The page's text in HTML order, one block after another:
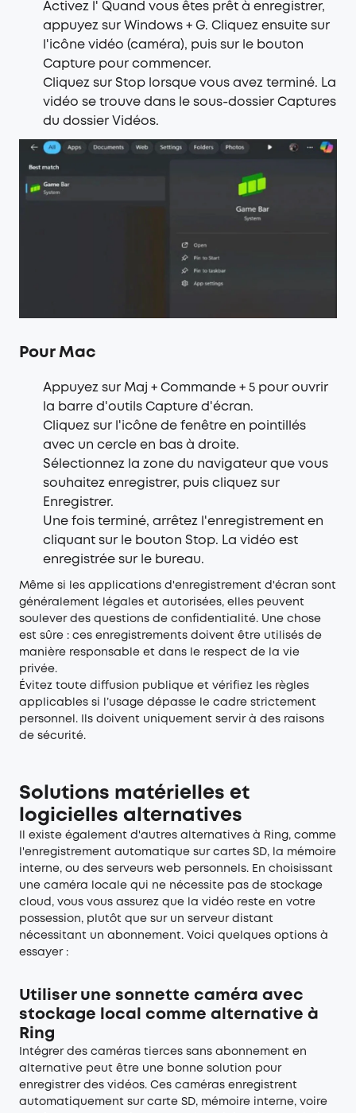
Activez l' Quand vous êtes prêt à enregistrer,
appuyez sur Windows + G. Cliquez ensuite sur
l'icône vidéo (caméra), puis sur le bouton
Capture pour commencer.
Cliquez sur Stop lorsque vous avez terminé. La
vidéo se trouve dans le sous-dossier Captures
du dossier Vidéos.
Pour Mac
Appuyez sur Maj + Commande + 5 pour ouvrir
la barre d'outils Capture d'écran.
Cliquez sur l'icône de fenêtre en pointillés
avec un cercle en bas à droite.
Sélectionnez la zone du navigateur que vous
souhaitez enregistrer, puis cliquez sur
Enregistrer.
Une fois terminé, arrêtez l'enregistrement en
cliquant sur le bouton Stop. La vidéo est
enregistrée sur le bureau.
Même si les applications d'enregistrement d'écran sont
généralement légales et autorisées, elles peuvent
soulever des questions de confidentialité. Une chose
est sûre : ces enregistrements doivent être utilisés de
manière responsable et dans le respect de la vie
privée.
Évitez toute diffusion publique et vérifiez les règles
applicables si l’usage dépasse le cadre strictement
personnel. Ils doivent uniquement servir à des raisons
de sécurité.
Solutions matérielles et
logicielles alternatives
Il existe également d'autres alternatives à Ring, comme
l'enregistrement automatique sur cartes SD, la mémoire
interne, ou des serveurs web personnels. En choisissant
une caméra locale qui ne nécessite pas de stockage
cloud, vous vous assurez que la vidéo reste en votre
possession, plutôt que sur un serveur distant
nécessitant un abonnement. Voici quelques options à
essayer :
Utiliser une sonnette caméra avec
stockage local comme alternative à
Ring
Intégrer des caméras tierces sans abonnement en
alternative peut être une bonne solution pour
enregistrer des vidéos. Ces caméras enregistrent
automatiquement sur carte SD, mémoire interne, voire